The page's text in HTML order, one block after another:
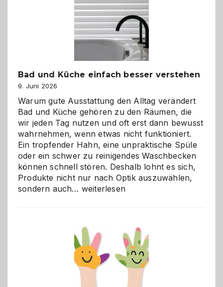
Bad und Küche einfach besser verstehen
9. Juni 2026
Warum gute Ausstattung den Alltag verändert
Bad und Küche gehören zu den Räumen, die
wir jeden Tag nutzen und oft erst dann bewusst
wahrnehmen, wenn etwas nicht funktioniert.
Ein tropfender Hahn, eine unpraktische Spüle
oder ein schwer zu reinigendes Waschbecken
können schnell stören. Deshalb lohnt es sich,
Produkte nicht nur nach Optik auszuwählen,
sondern auch… Bad
besser
verstehen
weiterlesen